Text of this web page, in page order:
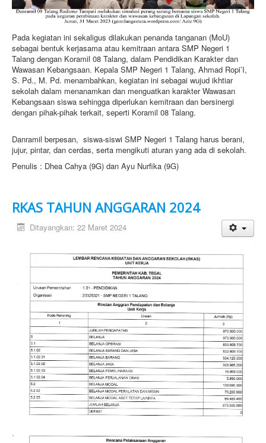
Pada kegiatan ini sekaligus dilakukan penanda tanganan (MoU)
sebagai bentuk kerjasama atau kemitraan antara SMP Negeri 1
Talang dengan Koramil 08 Talang, dalam Pendidikan Karakter dan
Wawasan Kebangsaan. Kepala SMP Negeri 1 Talang, Ahmad Ropi’I,
S. Pd., M. Pd. menambahkan, kegiatan ini sebagai wujud ikhtiar
sekolah dalam menanamkan dan menguatkan karakter Wawasan
Kebangsaan siswa sehingga diperlukan kemitraan dan bersinergi
dengan pihak-pihak terkait, seperti Koramil 08 Talang.
Danramil berpesan, siswa-siswi SMP Negeri 1 Talang harus berani,
jujur, pintar, dan cerdas, serta mengikuti aturan yang ada di sekolah.
Penulis : Dhea Cahya (9G) dan Ayu Nurfika (9G)
RKAS TAHUN ANGGARAN 2024
Ditayangkan: 22 Maret 2024